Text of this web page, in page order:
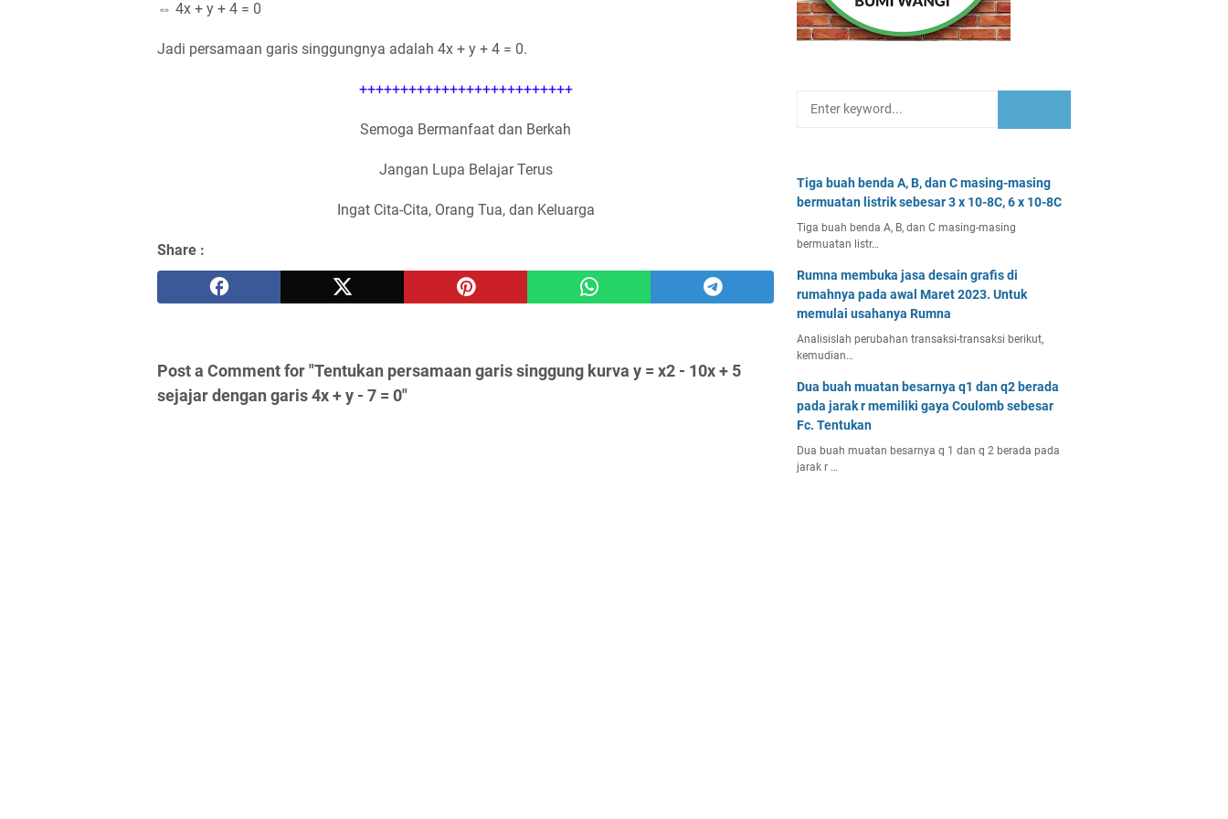
⇔ 4x + y + 4 = 0
Jadi persamaan garis singgungnya adalah 4x + y + 4 = 0.
++++++++++++++++++++++++++
Semoga Bermanfaat dan Berkah
Jangan Lupa Belajar Terus
Ingat Cita-Cita, Orang Tua, dan Keluarga
Share :
Post a Comment for "Tentukan persamaan garis singgung kurva y = x2 - 10x + 5
sejajar dengan garis 4x + y - 7 = 0"
Tiga buah benda A, B, dan C masing-masing
bermuatan listrik sebesar 3 x 10-8C, 6 x 10-8C
Tiga buah benda A, B, dan C masing-masing
bermuatan listr…
Rumna membuka jasa desain grafis di
rumahnya pada awal Maret 2023. Untuk
memulai usahanya Rumna
Analisislah perubahan transaksi-transaksi berikut,
kemudian…
Dua buah muatan besarnya q1 dan q2 berada
pada jarak r memiliki gaya Coulomb sebesar
Fc. Tentukan
Dua buah muatan besarnya q 1 dan q 2 berada pada
jarak r …